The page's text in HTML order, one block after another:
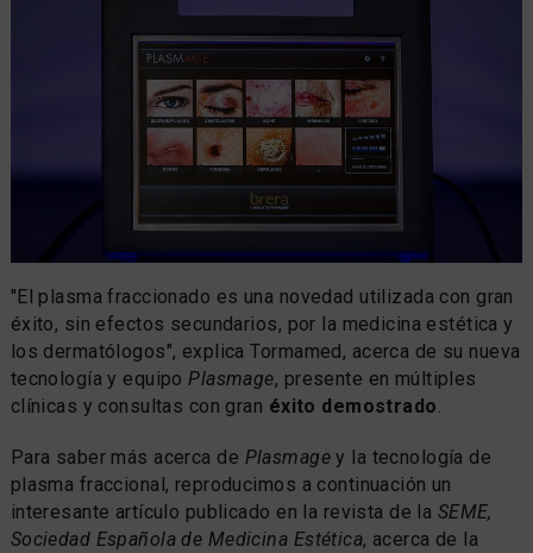
"El plasma fraccionado es una novedad utilizada con gran
éxito, sin efectos secundarios, por la medicina estética y
los dermatólogos", explica Tormamed, acerca de su nueva
tecnología y equipoPlasmage, presente en múltiples
clínicas y consultas con gran éxito demostrado.
Para saber más acerca de Plasmagey la tecnología de
plasma fraccional, reproducimos a continuación un
interesante artículo publicado en la revista de la SEME,
Sociedad Española de Medicina Estética, acerca de la